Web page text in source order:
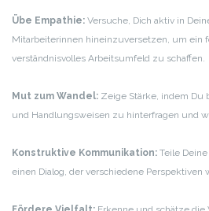
Übe Empathie: Versuche, Dich aktiv in
Mitarbeiterinnen hineinzuversetzen, um ein
verständnisvolles Arbeitsumfeld zu schaffen.
Mut zum Wandel: Zeige Stärke, indem Du
und Handlungsweisen zu hinterfragen und
Konstruktive Kommunikation: Teile
einen Dialog, der verschiedene